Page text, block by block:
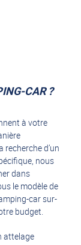
CAR ?
à votre
recherche d’un
nous
dans
le modèle de
car sur-
budget.
attelage